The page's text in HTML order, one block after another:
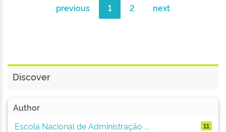
previous 1 2 next
Discover
Author
Escola Nacional de Administração ...
11